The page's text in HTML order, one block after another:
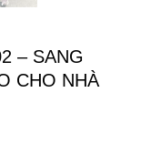
– SANG
CHO NHÀ